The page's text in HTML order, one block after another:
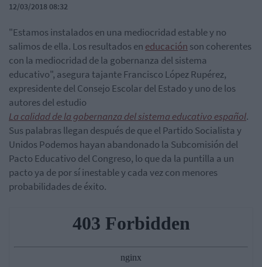
12/03/2018 08:32
"Estamos instalados en una mediocridad estable y no
salimos de ella. Los resultados en educación son coherentes
con la mediocridad de la gobernanza del sistema
educativo", asegura tajante Francisco López Rupérez,
expresidente del Consejo Escolar del Estado y uno de los
autores del estudio
La calidad de la gobernanza del sistema educativo español.
Sus palabras llegan después de que el Partido Socialista y
Unidos Podemos hayan abandonado la Subcomisión del
Pacto Educativo del Congreso, lo que da la puntilla a un
pacto ya de por sí inestable y cada vez con menores
probabilidades de éxito.